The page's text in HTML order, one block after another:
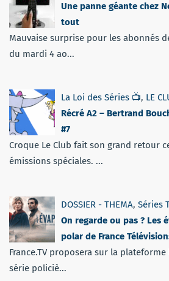
Une panne géante chez
tout
Mauvaise surprise pour les abonnés
du mardi 4 ao...
La Loi des Séries 📺, LE
Récré A2 – Bertrand
#7
Croque Le Club fait son grand retour
émissions spéciales. ...
DOSSIER - THEMA, Séries
On regarde ou pas ? Les
polar de France
France.TV proposera sur la
série policiè...